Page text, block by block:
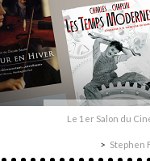
Le 1er Salon du
Stephen